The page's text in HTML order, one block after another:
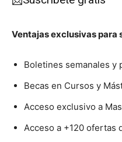
Ventajas exclusivas para
Boletines semanales y
Becas en Cursos y
Acceso exclusivo a
Acceso a +120 ofertas